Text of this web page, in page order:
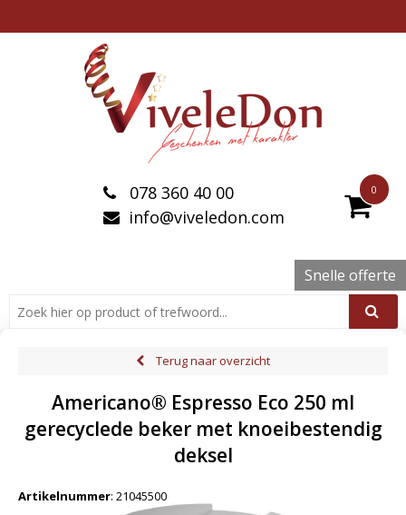
0
078 360 40 00
info@viveledon.com
Snelle offerte
Terug naar overzicht
Americano® Espresso Eco 250 ml
gerecyclede beker met knoeibestendig
deksel
Artikelnummer: 21045500